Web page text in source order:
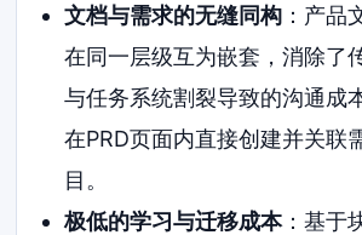
文档与需求的无缝同构：产品
在同一层级互为嵌套，消除了
与任务系统割裂导致的沟通成
在PRD页面内直接创建并关联
目。
极低的学习与迁移成本：基于